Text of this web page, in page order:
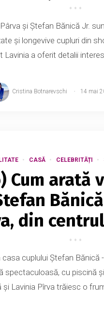
și Ștefan Bănică Jr.
și longevive cupluri din
Lavinia a oferit detalii
Cristina Botnarevschi 14 mai
CASĂ CELEBRITĂȚI
Cum arată
din
cuplului Ștefan Bănică
spectaculoasă, cu piscină
și Lavinia Pîrva trăiesc o